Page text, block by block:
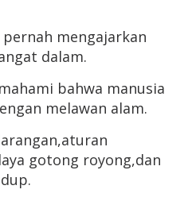
mengajarkan
dalam.
bahwa manusia
melawan alam.
gotong royong,dan